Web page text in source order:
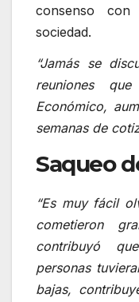
consenso
sociedad.
“Jamás se
reuniones
Económico,
semanas de
Saqueo
“Es muy fácil
cometieron
contribuyó
personas
bajas,